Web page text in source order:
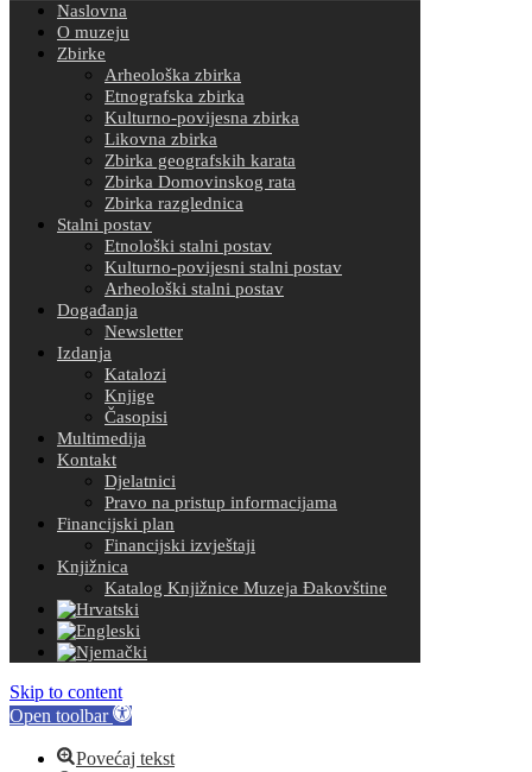
Naslovna
O muzeju
Zbirke
Arheološka zbirka
Etnografska zbirka
Kulturno-povijesna zbirka
Likovna zbirka
Zbirka geografskih karata
Zbirka Domovinskog rata
Zbirka razglednica
Stalni postav
Etnološki stalni postav
Kulturno-povijesni stalni postav
Arheološki stalni postav
Događanja
Newsletter
Izdanja
Katalozi
Knjige
Časopisi
Multimedija
Kontakt
Djelatnici
Pravo na pristup informacijama
Financijski plan
Financijski izvještaji
Knjižnica
Katalog Knjižnice Muzeja Đakovštine
Skip to content
Open toolbar
Povećaj tekst